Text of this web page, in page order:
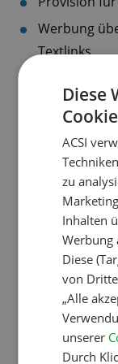
Werbung
Textlinks
Tausende
Jährliche
Mehr als
Sichere
Melden
Diese
ACSI
zu
Inhalten
Werbung
Diese
von
„Alle
unserer
Durch